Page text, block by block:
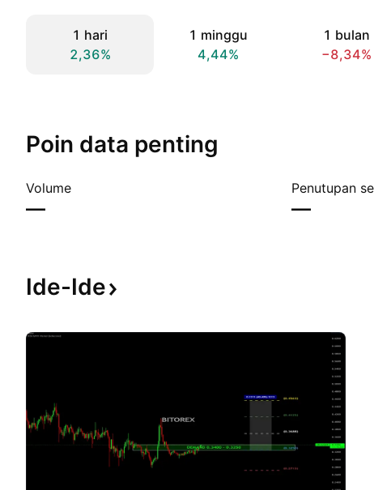
1 hari
2,36%
1 minggu
4,44%
1 bulan
−8,34%
Poin data penting
Volume
—
Penutupan
—
Ide-Ide